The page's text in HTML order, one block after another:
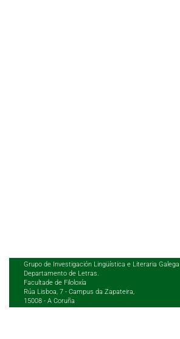
Grupo de Investigación Lingüística e Literaria Galega
Departamento de Letras.
Facultade de Filoloxía
Rúa Lisboa, 7 - Campus da Zapateira,
15008 - A Coruña